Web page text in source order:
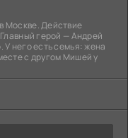
Москве. Действие
герой — Андрей
него есть семья: жена
с другом Мишей у